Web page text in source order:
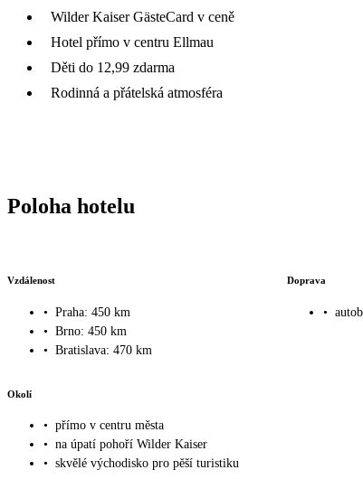
Wilder Kaiser GästeCard v ceně
Hotel přímo v centru Ellmau
Děti do 12,99 zdarma
Rodinná a přátelská atmosféra
Poloha hotelu
Vzdálenost
• Praha: 450 km
• Brno: 450 km
• Bratislava: 470 km
Doprava
•
Okolí
• přímo v centru města
• na úpatí pohoří Wilder Kaiser
• skvělé východisko pro pěší turistiku